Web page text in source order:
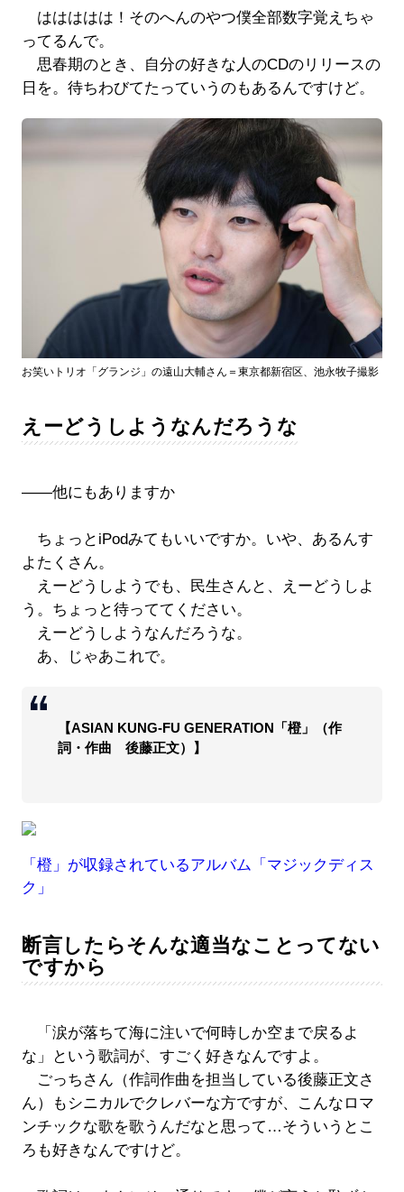
ははははは！そのへんのやつ僕全部数字覚えちゃ
ってるんで。
思春期のとき、自分の好きな人のCDのリリースの
日を。待ちわびてたっていうのもあるんですけど。
お笑いトリオ「グランジ」の遠山大輔さん＝東京都新宿区、池永牧子撮影
えーどうしようなんだろうな
――他にもありますか
ちょっとiPodみてもいいですか。いや、あるんす
よたくさん。
えーどうしようでも、民生さんと、えーどうしよ
う。ちょっと待っててください。
えーどうしようなんだろうな。
あ、じゃあこれで。
【ASIAN KUNG-FU GENERATION「橙」（作
詞・作曲 後藤正文）】
「橙」が収録されているアルバム「マジックディス
ク」
断言したらそんな適当なことってない
ですから
「涙が落ちて海に注いで何時しか空まで戻るよ
な」という歌詞が、すごく好きなんですよ。
ごっちさん（作詞作曲を担当している後藤正文さ
ん）もシニカルでクレバーな方ですが、こんなロマ
ンチックな歌を歌うんだなと思って…そういうとこ
ろも好きなんですけど。